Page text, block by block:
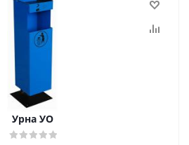
Урна УО